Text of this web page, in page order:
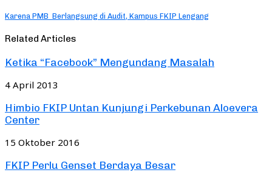
Karena PMB Berlangsung di Audit, Kampus FKIP Lengang
Related Articles
Ketika “Facebook” Mengundang Masalah
4 April 2013
Himbio FKIP Untan Kunjungi Perkebunan Aloevera
Center
15 Oktober 2016
FKIP Perlu Genset Berdaya Besar